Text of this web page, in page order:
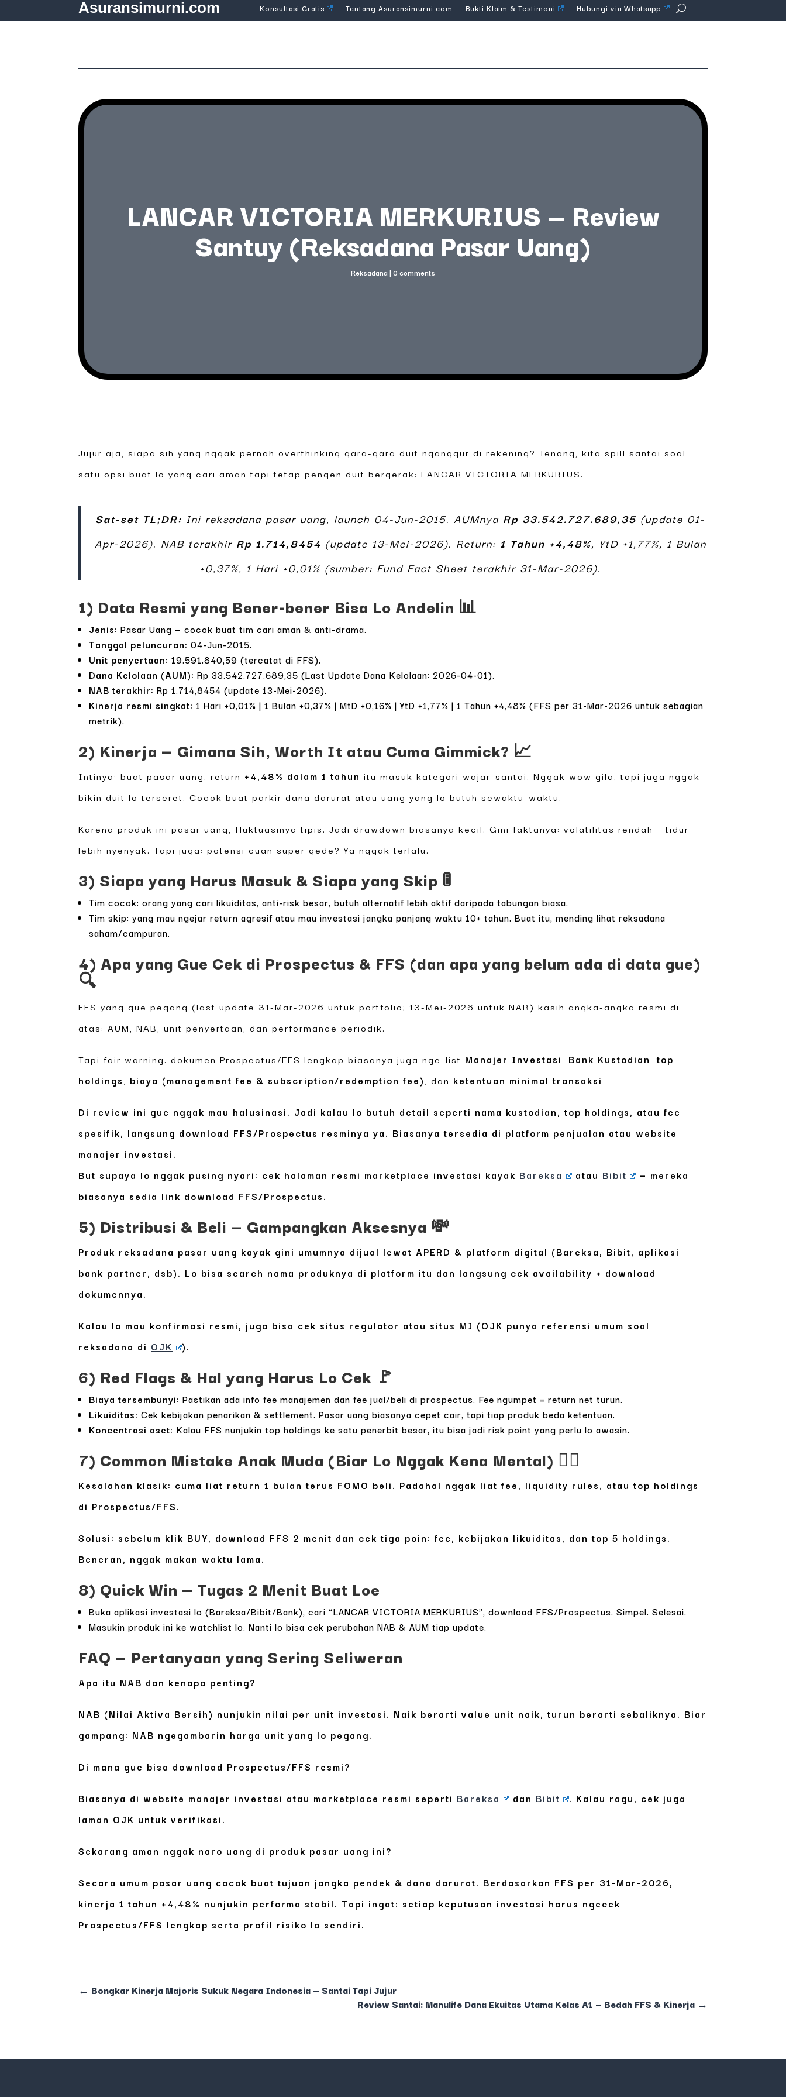
Asuransimurni.com Konsultasi Gratis Tentang Asuransimurni.com Bukti Klaim & Testimoni Hubungi via Whatsapp
LANCAR VICTORIA MERKURIUS — Review
Santuy (Reksadana Pasar Uang)
Reksadana | 0 comments
Jujur aja, siapa sih yang nggak pernah overthinking gara-gara duit nganggur di rekening? Tenang, kita spill santai soal
satu opsi buat lo yang cari aman tapi tetap pengen duit bergerak: LANCAR VICTORIA MERKURIUS.
Sat-set TL;DR: Ini reksadana pasar uang, launch 04-Jun-2015. AUMnya Rp 33.542.727.689,35 (update 01-
Apr-2026). NAB terakhir Rp 1.714,8454 (update 13-Mei-2026). Return: 1 Tahun +4,48%, YtD +1,77%, 1 Bulan
+0,37%, 1 Hari +0,01% (sumber: Fund Fact Sheet terakhir 31-Mar-2026).
1) Data Resmi yang Bener-bener Bisa Lo Andelin 📊
Jenis: Pasar Uang — cocok buat tim cari aman & anti-drama.
Tanggal peluncuran: 04-Jun-2015.
Unit penyertaan: 19.591.840,59 (tercatat di FFS).
Dana Kelolaan (AUM): Rp 33.542.727.689,35 (Last Update Dana Kelolaan: 2026-04-01).
NAB terakhir: Rp 1.714,8454 (update 13-Mei-2026).
Kinerja resmi singkat: 1 Hari +0,01% | 1 Bulan +0,37% | MtD +0,16% | YtD +1,77% | 1 Tahun +4,48% (FFS per 31-Mar-2026 untuk sebagian
metrik).
2) Kinerja — Gimana Sih, Worth It atau Cuma Gimmick? 📈
Intinya: buat pasar uang, return +4,48% dalam 1 tahun itu masuk kategori wajar-santai. Nggak wow gila, tapi juga nggak
bikin duit lo terseret. Cocok buat parkir dana darurat atau uang yang lo butuh sewaktu-waktu.
Karena produk ini pasar uang, fluktuasinya tipis. Jadi drawdown biasanya kecil. Gini faktanya: volatilitas rendah = tidur
lebih nyenyak. Tapi juga: potensi cuan super gede? Ya nggak terlalu.
3) Siapa yang Harus Masuk & Siapa yang Skip 🚦
Tim cocok: orang yang cari likuiditas, anti-risk besar, butuh alternatif lebih aktif daripada tabungan biasa.
Tim skip: yang mau ngejar return agresif atau mau investasi jangka panjang waktu 10+ tahun. Buat itu, mending lihat reksadana
saham/campuran.
4) Apa yang Gue Cek di Prospectus & FFS (dan apa yang belum ada di data gue)
🔍
FFS yang gue pegang (last update 31-Mar-2026 untuk portfolio; 13-Mei-2026 untuk NAB) kasih angka-angka resmi di
atas: AUM, NAB, unit penyertaan, dan performance periodik.
Tapi fair warning: dokumen Prospectus/FFS lengkap biasanya juga nge-list Manajer Investasi, Bank Kustodian,top
holdings, biaya (management fee & subscription/redemption fee), dan ketentuan minimal transaksi
Di review ini gue nggak mau halusinasi. Jadi kalau lo butuh detail seperti nama kustodian, top holdings, atau fee
spesifik, langsung download FFS/Prospectus resminya ya. Biasanya tersedia di platform penjualan atau website
manajer investasi.
But supaya lo nggak pusing nyari: cek halaman resmi marketplace investasi kayak Bareksa atau Bibit
— mereka
biasanya sedia link download FFS/Prospectus.
5) Distribusi & Beli — Gampangkan Aksesnya 💸
Produk reksadana pasar uang kayak gini umumnya dijual lewat APERD & platform digital (Bareksa, Bibit, aplikasi
bank partner, dsb). Lo bisa search nama produknya di platform itu dan langsung cek availability + download
dokumennya.
Kalau lo mau konfirmasi resmi, juga bisa cek situs regulator atau situs MI (OJK punya referensi umum soal
reksadana di OJK ).
6) Red Flags & Hal yang Harus Lo Cek 🚩
Biaya tersembunyi: Pastikan ada info fee manajemen dan fee jual/beli di prospectus. Fee ngumpet = return net turun.
Likuiditas: Cek kebijakan penarikan & settlement. Pasar uang biasanya cepet cair, tapi tiap produk beda ketentuan.
Koncentrasi aset: Kalau FFS nunjukin top holdings ke satu penerbit besar, itu bisa jadi risk point yang perlu lo awasin.
7) Common Mistake Anak Muda (Biar Lo Nggak Kena Mental) 🤦‍♂️
Kesalahan klasik: cuma liat return 1 bulan terus FOMO beli. Padahal nggak liat fee, liquidity rules, atau top holdings
di Prospectus/FFS.
Solusi: sebelum klik BUY, download FFS 2 menit dan cek tiga poin: fee, kebijakan likuiditas, dan top 5 holdings.
Beneran, nggak makan waktu lama.
8) Quick Win — Tugas 2 Menit Buat Loe
Buka aplikasi investasi lo (Bareksa/Bibit/Bank), cari “LANCAR VICTORIA MERKURIUS”, download FFS/Prospectus. Simpel. Selesai.
Masukin produk ini ke watchlist lo. Nanti lo bisa cek perubahan NAB & AUM tiap update.
FAQ — Pertanyaan yang Sering Seliweran
Apa itu NAB dan kenapa penting?
NAB (Nilai Aktiva Bersih) nunjukin nilai per unit investasi. Naik berarti value unit naik, turun berarti sebaliknya. Biar
gampang: NAB ngegambarin harga unit yang lo pegang.
Di mana gue bisa download Prospectus/FFS resmi?
Biasanya di website manajer investasi atau marketplace resmi seperti Bareksa dan Bibit
. Kalau ragu, cek juga
laman OJK untuk verifikasi.
Sekarang aman nggak naro uang di produk pasar uang ini?
Secara umum pasar uang cocok buat tujuan jangka pendek & dana darurat. Berdasarkan FFS per 31-Mar-2026,
kinerja 1 tahun +4,48% nunjukin performa stabil. Tapi ingat: setiap keputusan investasi harus ngecek
Prospectus/FFS lengkap serta profil risiko lo sendiri.
← Bongkar Kinerja Majoris Sukuk Negara Indonesia — Santai Tapi Jujur
Review Santai: Manulife Dana Ekuitas Utama Kelas A1 — Bedah FFS & Kinerja→